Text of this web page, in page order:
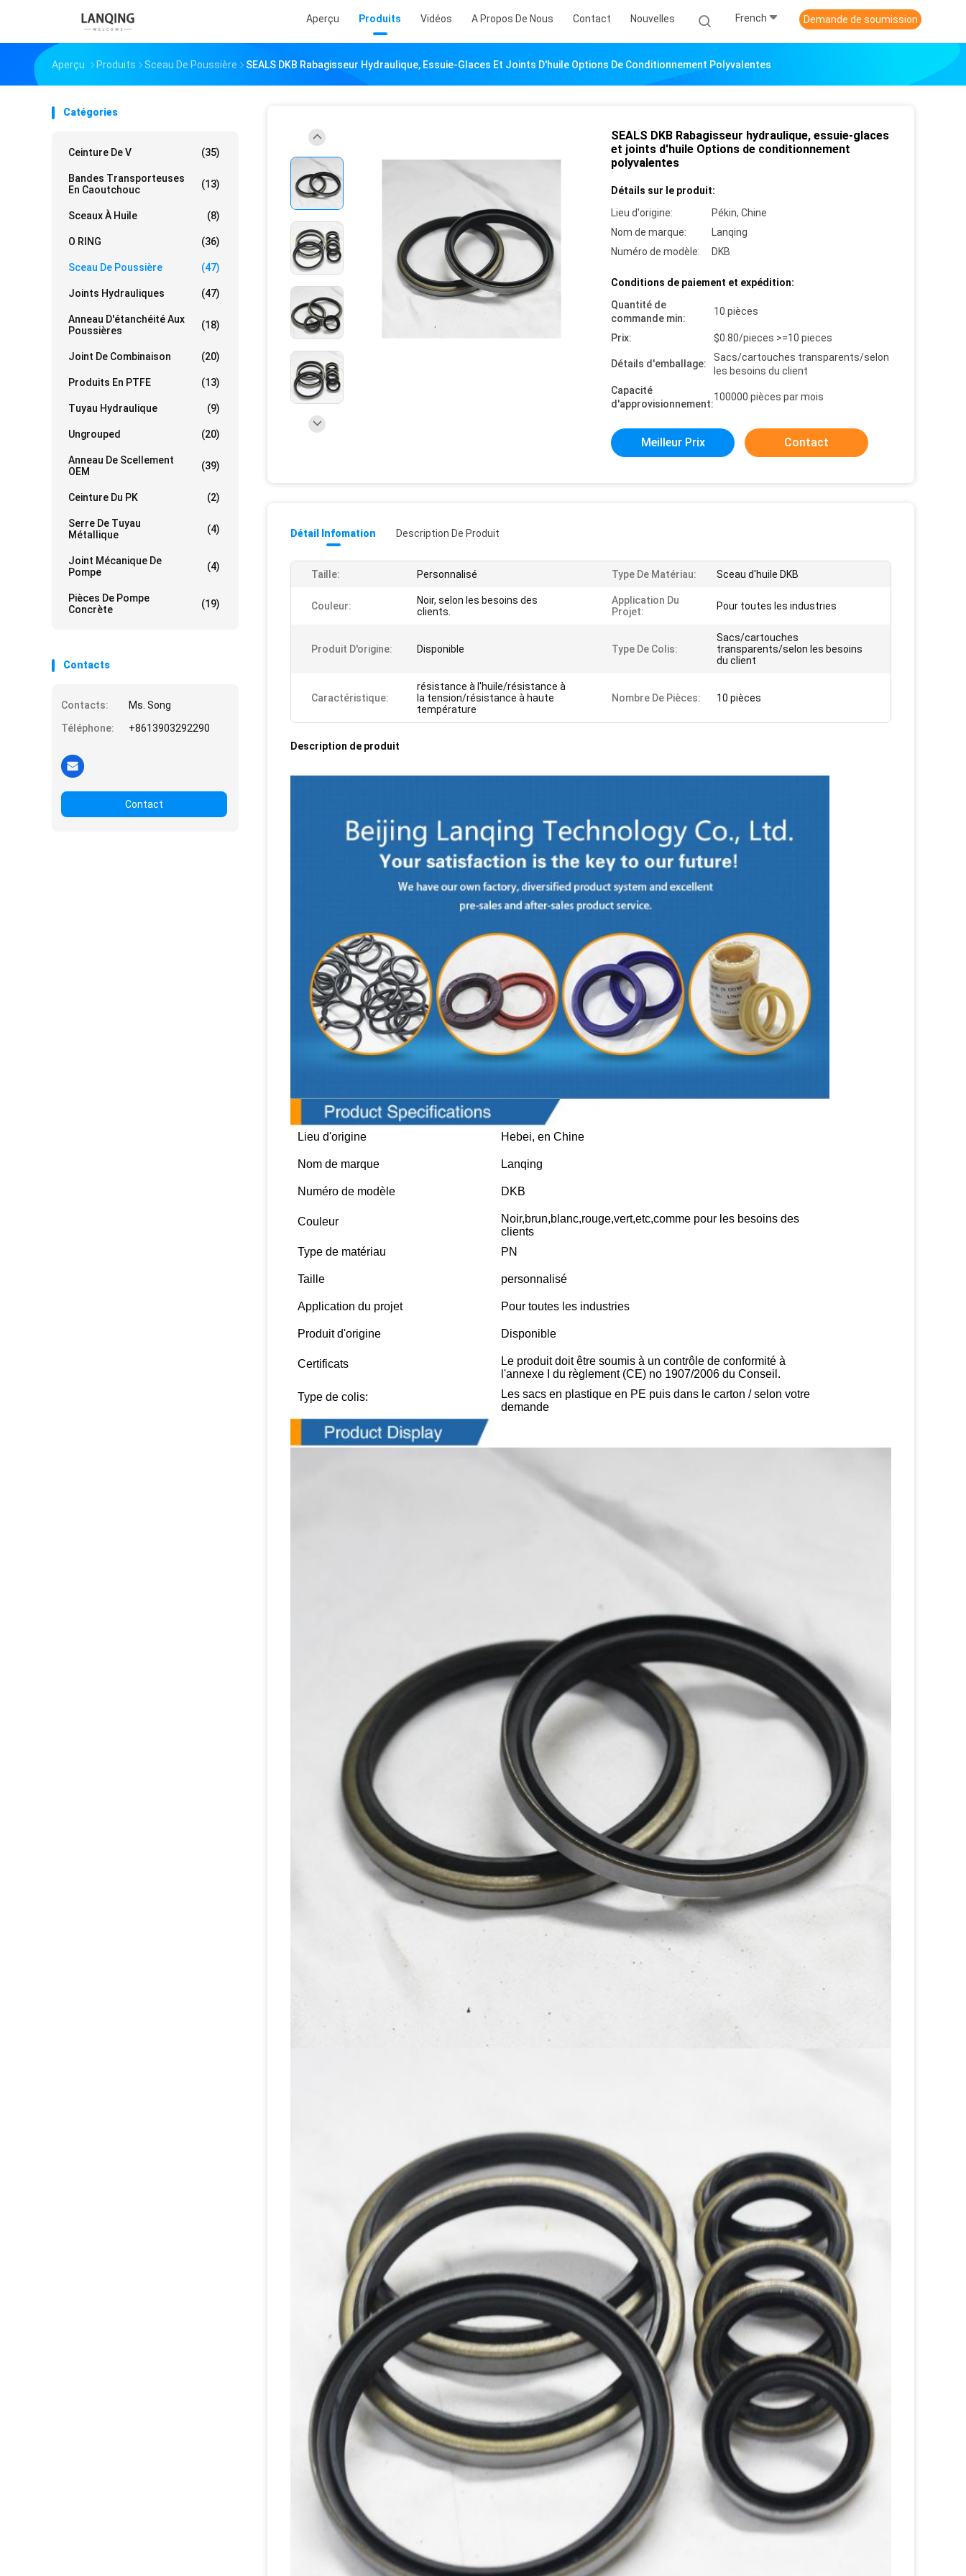
Aperçu Produits Vidéos A Propos De Nous Contact Nouvelles French Demande de soumission
Aperçu Produits Sceau De Poussière SEALS DKB Rabagisseur Hydraulique, Essuie-Glaces Et Joints D'huile Options De Conditionnement Polyvalentes
Catégories
Ceinture De V (35)
Bandes Transporteuses
En Caoutchouc
(13)
Sceaux À Huile (8)
O RING (36)
Sceau De Poussière (47)
Joints Hydrauliques (47)
Anneau D'étanchéité Aux
Poussières
(18)
Joint De Combinaison (20)
Produits En PTFE (13)
Tuyau Hydraulique (9)
Ungrouped (20)
Anneau De Scellement
OEM
(39)
Ceinture Du PK (2)
Serre De Tuyau
Métallique
(4)
Joint Mécanique De
Pompe
(4)
Pièces De Pompe
Concrète
(19)
Contacts
Contacts:
Ms. Song
Téléphone:
+8613903292290
Contact
SEALS DKB Rabagisseur hydraulique, essuie-glaces
et joints d'huile Options de conditionnement
polyvalentes
Détails sur le produit:
Lieu d'origine:
Pékin, Chine
Nom de marque:
Lanqing
Numéro de modèle:
DKB
Conditions de paiement et expédition:
Quantité de
commande min:
10 pièces
Prix: $0.80/pieces >=10 pieces
Détails d'emballage:
Sacs/cartouches transparents/selon
les besoins du client
Capacité
d'approvisionnement:
100000 pièces par mois
Meilleur Prix Contact
Détail Infomation Description De Produit
Taille: Personnalisé Type De Matériau: Sceau d'huile DKB
Couleur:
Noir, selon les besoins des
clients.
Application Du
Projet:
Pour toutes les industries
Produit D'origine: Disponible Type De Colis:
Sacs/cartouches
transparents/selon les besoins
du client
Caractéristique:
résistance à l'huile/résistance à
la tension/résistance à haute
température
Nombre De Pièces: 10 pièces
Description de produit
Lieu d'origine Hebei, en Chine
Nom de marque Lanqing
Numéro de modèle DKB
Couleur
Noir,brun,blanc,rouge,vert,etc,comme pour les besoins des
clients
Type de matériau
PN
Taille personnalisé
Application du projet Pour toutes les industries
Produit d'origine Disponible
Certificats
Le produit doit être soumis à un contrôle de conformité à
l'annexe I du règlement (CE) no 1907/2006 du Conseil.
Type de colis:
Les sacs en plastique en PE puis dans le carton / selon votre
demande